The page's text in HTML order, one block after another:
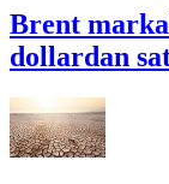
Brent
dollardan